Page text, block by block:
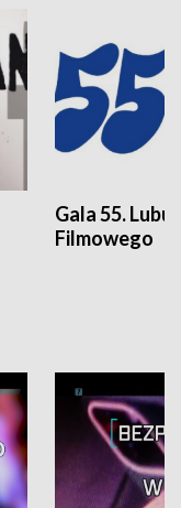
Gala 55.
Filmowego